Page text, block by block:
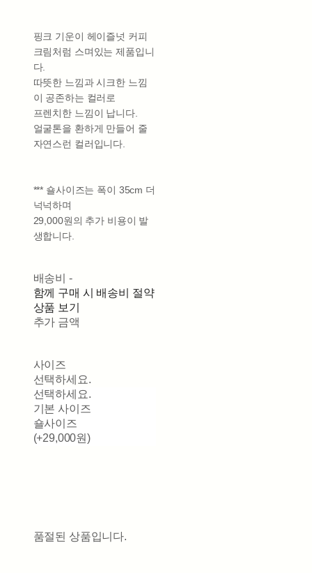
핑크 기운이 헤이즐넛 커피
크림처럼 스며있는 제품입니
다.
따뜻한 느낌과 시크한 느낌
이 공존하는 컬러로
프렌치한 느낌이 납니다.
얼굴톤을 환하게 만들어 줄
자연스런 컬러입니다.
*** 숄사이즈는 폭이 35cm 더
넉넉하며
29,000원의 추가 비용이 발
생합니다.
배송비 -
함께 구매 시 배송비 절약
상품 보기
추가 금액
사이즈
선택하세요.
선택하세요.
기본 사이즈
숄사이즈
(+29,000원)
품절된 상품입니다.